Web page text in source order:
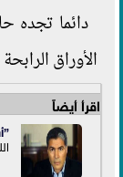
دائما تجده
الأوراق
اقرأ أيضاً